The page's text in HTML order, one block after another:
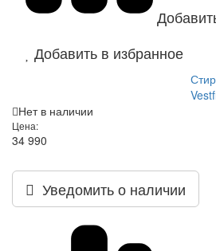
Добавить в избранное
Нет в наличии
Цена:
34 990
Уведомить о наличии